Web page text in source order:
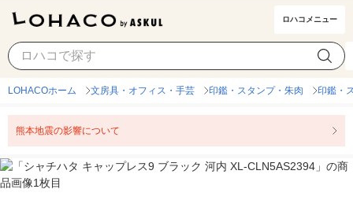
ロハコメニュー
LOHACOホーム 文房具・オフィス・手芸 印鑑・スタンプ・朱肉 印鑑・
熊本地震の影響について